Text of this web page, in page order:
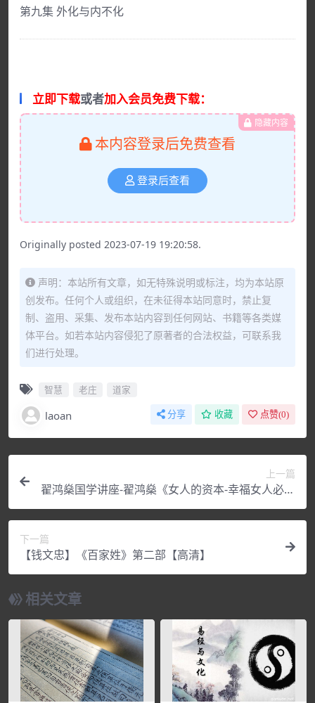
第九集 外化与内不化
立即下载或者加入会员免费下载：
隐藏内容
本内容登录后免费查看
登录后查看
Originally posted 2023-07-19 19:20:58.
声明：本站所有文章，如无特殊说明或标注，均为本站原
创发布。任何个人或组织，在未征得本站同意时，禁止复
制、盗用、采集、发布本站内容到任何网站、书籍等各类媒
体平台。如若本站内容侵犯了原著者的合法权益，可联系我
们进行处理。
智慧 老庄 道家
laoan 分享 收藏 点赞(0)
上一篇
翟鸿燊国学讲座-翟鸿燊《女人的资本-幸福女人必修
的8堂课》
下一篇
【钱文忠】《百家姓》第二部【高清】
相关文章